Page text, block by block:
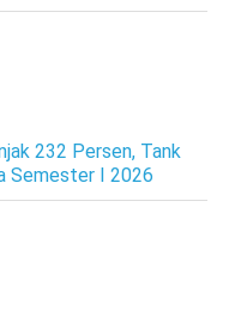
232 Persen, Tank
Semester I 2026